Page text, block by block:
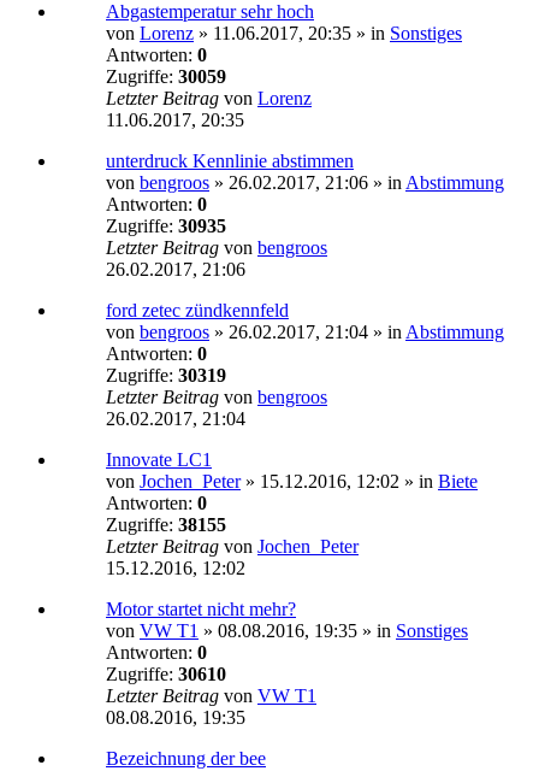
Abgastemperatur sehr hoch
von Lorenz » 11.06.2017, 20:35 » in Sonstiges
Antworten: 0
Zugriffe: 30059
Letzter Beitrag von Lorenz
11.06.2017, 20:35
unterdruck Kennlinie abstimmen
von bengroos » 26.02.2017, 21:06 » in Abstimmung
Antworten: 0
Zugriffe: 30935
Letzter Beitrag von bengroos
26.02.2017, 21:06
ford zetec zündkennfeld
von bengroos » 26.02.2017, 21:04 » in Abstimmung
Antworten: 0
Zugriffe: 30319
Letzter Beitrag von bengroos
26.02.2017, 21:04
Innovate LC1
von Jochen_Peter» 15.12.2016, 12:02 » in Biete
Antworten: 0
Zugriffe: 38155
Letzter Beitrag von Jochen_Peter
15.12.2016, 12:02
Motor startet nicht mehr?
von VW T1 » 08.08.2016, 19:35 » in Sonstiges
Antworten: 0
Zugriffe: 30610
Letzter Beitrag von VW T1
08.08.2016, 19:35
Bezeichnung der bee